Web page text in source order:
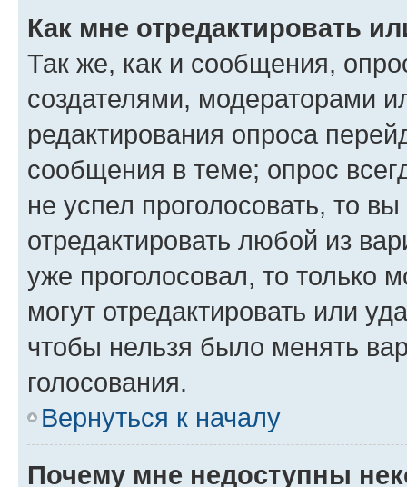
Как мне отредактировать
Так же, как и сообщения,
создателями, модераторами
редактирования опроса
сообщения в теме; опрос
не успел проголосовать, то
отредактировать любой из
уже проголосовал, то только
могут отредактировать или
чтобы нельзя было менять
голосования.
Вернуться к началу
Почему мне недоступны